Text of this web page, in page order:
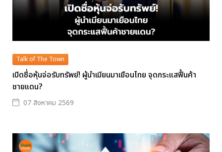
Talk of The Town
เปิดชื่อหุ้นจ่อรับทรัพย์! ผู้นำเมียนมาเยือนไทย จุดกระแสฟื้นค้า
ชายแดน?
07 สิงหาคม 2569